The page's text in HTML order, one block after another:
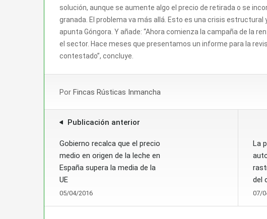
solución, aunque se aumente algo el precio de retirada o se
granada. El problema va más allá. Esto es una crisis
apunta Góngora. Y añade: “Ahora comienza la campaña de la
el sector. Hace meses que presentamos un informe para la
contestado”, concluye.
Por Fincas Rústicas Inmancha
Publicación anterior
Gobierno recalca que el precio
medio en origen de la leche en
España supera la media de la
UE
05/04/2016
La
del
07/